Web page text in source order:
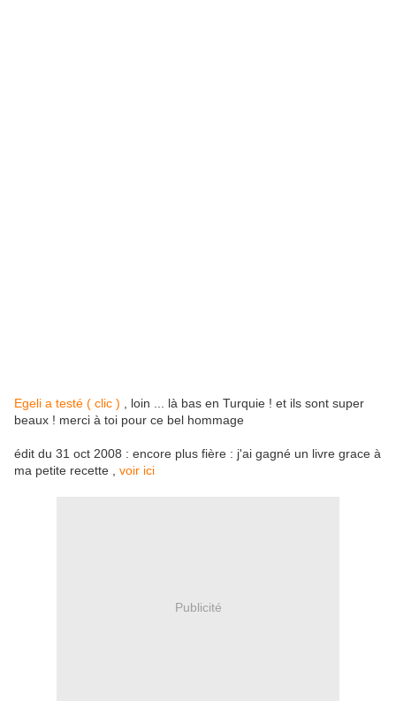
Egeli a testé ( clic ) , loin ... là bas en Turquie ! et ils sont super
beaux ! merci à toi pour ce bel hommage
édit du 31 oct 2008 : encore plus fière : j'ai gagné un livre grace à
ma petite recette , voir ici
Publicité